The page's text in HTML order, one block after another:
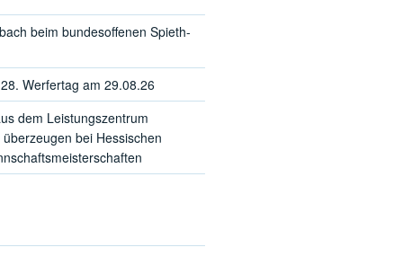
beim bundesoffenen Spieth-
Werfertag am 29.08.26
dem Leistungszentrum
bei Hessischen